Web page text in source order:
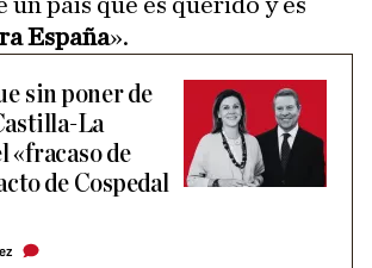
España».
sin poner de
La
«fracaso de
de Cospedal